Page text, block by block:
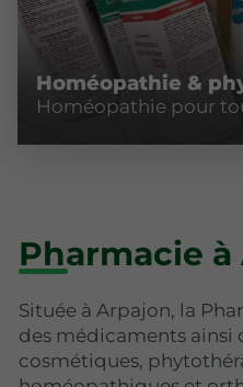
Homéopathie &
Homéopathie pour
Pharmacie
Située à Arpajon, la
des médicaments ainsi
cosmétiques,